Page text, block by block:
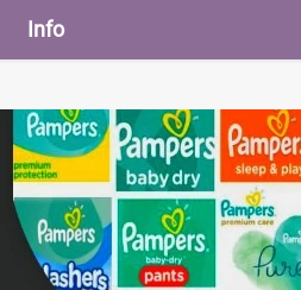
Info